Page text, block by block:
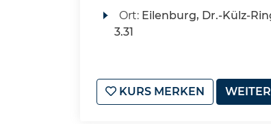
Ort: Eilenburg, Dr.-Külz-
3.31
KURS MERKEN